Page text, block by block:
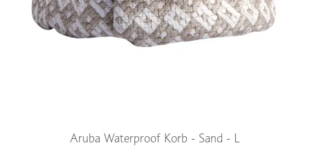
Aruba Waterproof Korb - Sand - L